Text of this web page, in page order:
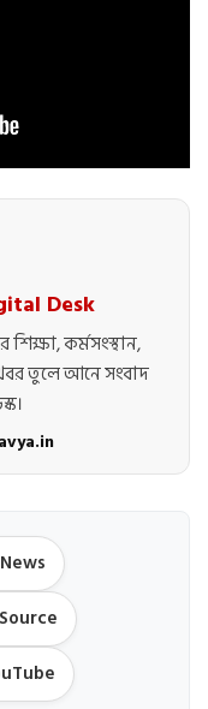
Desk
কর্মসংস্থান,
খবর তুলে আনে সংবাদ